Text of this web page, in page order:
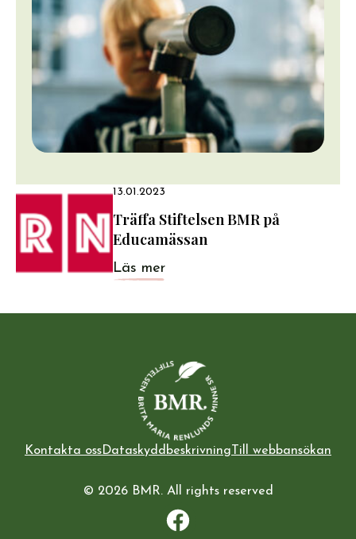
13.01.2023
Träffa Stiftelsen BMR på
Educamässan
Läs mer
Kontakta ossDataskyddbeskrivningTill webbansökan
© 2026 BMR. All rights reserved
Facebook